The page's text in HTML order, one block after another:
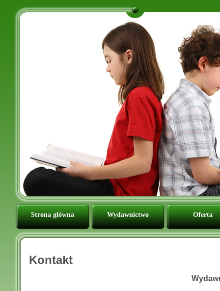
Strona główna Wydawnictwo Oferta
Kontakt